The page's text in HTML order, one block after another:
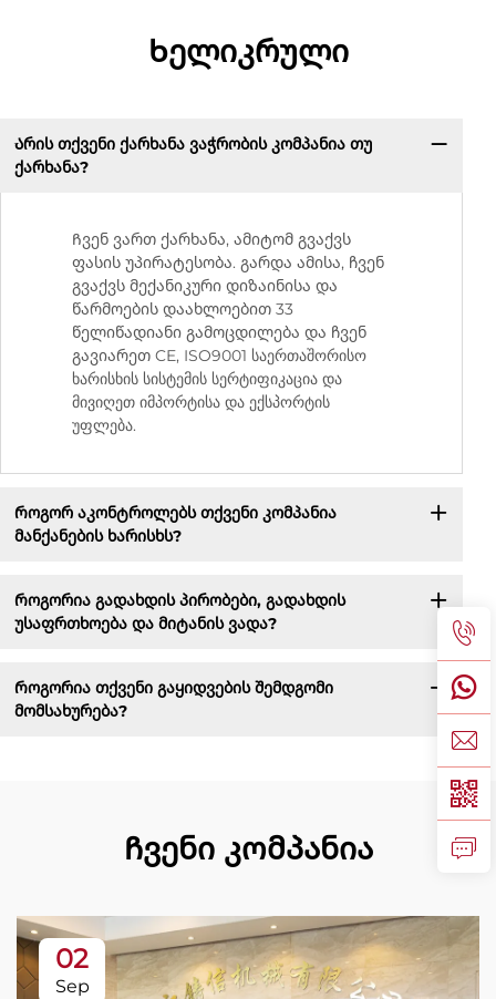
Ხელიკრული
Არის თქვენი ქარხანა ვაჭრობის კომპანია თუ
ქარხანა?
Ჩვენ ვართ ქარხანა, ამიტომ გვაქვს
ფასის უპირატესობა. გარდა ამისა, ჩვენ
გვაქვს მექანიკური დიზაინისა და
წარმოების დაახლოებით 33
წელიწადიანი გამოცდილება და ჩვენ
გავიარეთ CE, ISO9001 საერთაშორისო
ხარისხის სისტემის სერტიფიკაცია და
მივიღეთ იმპორტისა და ექსპორტის
უფლება.
Როგორ აკონტროლებს თქვენი კომპანია
მანქანების ხარისხს?
Როგორია გადახდის პირობები, გადახდის
უსაფრთხოება და მიტანის ვადა?
Როგორია თქვენი გაყიდვების შემდგომი
მომსახურება?
Ჩვენი კომპანია
02
Sep